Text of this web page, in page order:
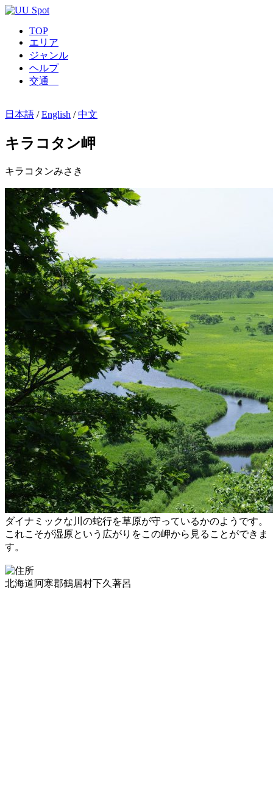
TOP
エリア
ジャンル
ヘルプ
交通
日本語 /English /中文
キラコタン岬
キラコタンみさき
ダイナミックな川の蛇行を草原が守っているかのようです。
これこそが湿原という広がりをこの岬から見ることができま
す。
北海道阿寒郡鶴居村下久著呂